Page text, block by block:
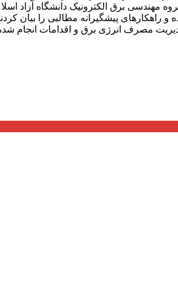
مهندسی برق الکترونیک دانشگاه
و راهکارهای پیشگیرانه مطالبی را بیان